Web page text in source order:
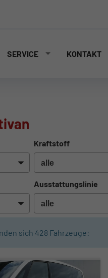
SERVICE KONTAKT
Kraftstoff
Ausstattungslinie
sich 428 Fahrzeuge: